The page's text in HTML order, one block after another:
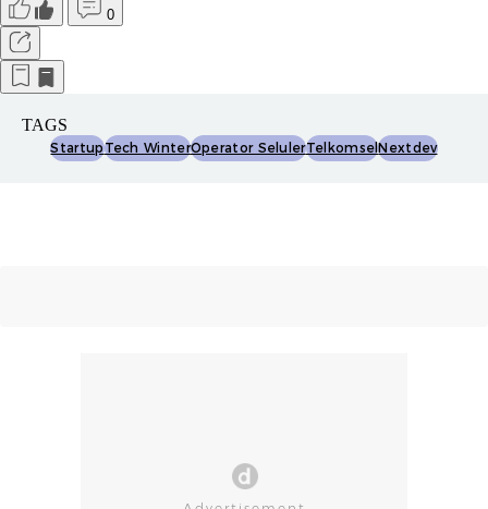
0
TAGS
StartupTech WinterOperator SelulerTelkomselNextdev